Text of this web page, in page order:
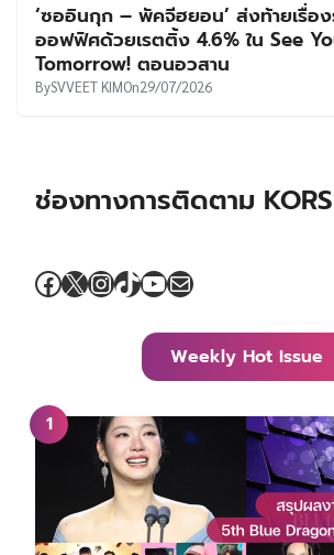
‘ซออินกุก – พัคจีฮยอน’ ส่งท้ายเรื่อง
ออฟฟิศด้วยเรตติ้ง 4.6% ใน See
Tomorrow! ตอนอวสาน
BySVVEET KIMOn29/07/2026
ช่องทางการติดตาม
Facebook
X Instagram
TikTok
YouTube
Mail
Weekly Hot Issue